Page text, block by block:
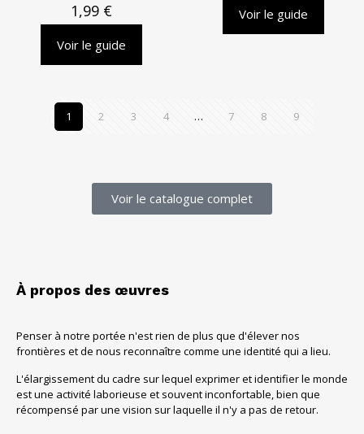
1,99 €
Voir le guide
Voir le guide
1 2 3 4 … 7 8 9
Voir le catalogue complet
À propos des œuvres
Penser à notre portée n'est rien de plus que d'élever nos
frontières et de nous reconnaître comme une identité qui a lieu.
L'élargissement du cadre sur lequel exprimer et identifier le monde
est une activité laborieuse et souvent inconfortable, bien que
récompensé par une vision sur laquelle il n'y a pas de retour.